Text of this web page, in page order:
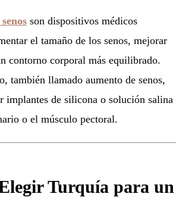
son dispositivos médicos
el tamaño de los senos, mejorar
contorno corporal más equilibrado.
también llamado aumento de senos,
implantes de silicona o solución salina
o el músculo pectoral.
Turquía para un